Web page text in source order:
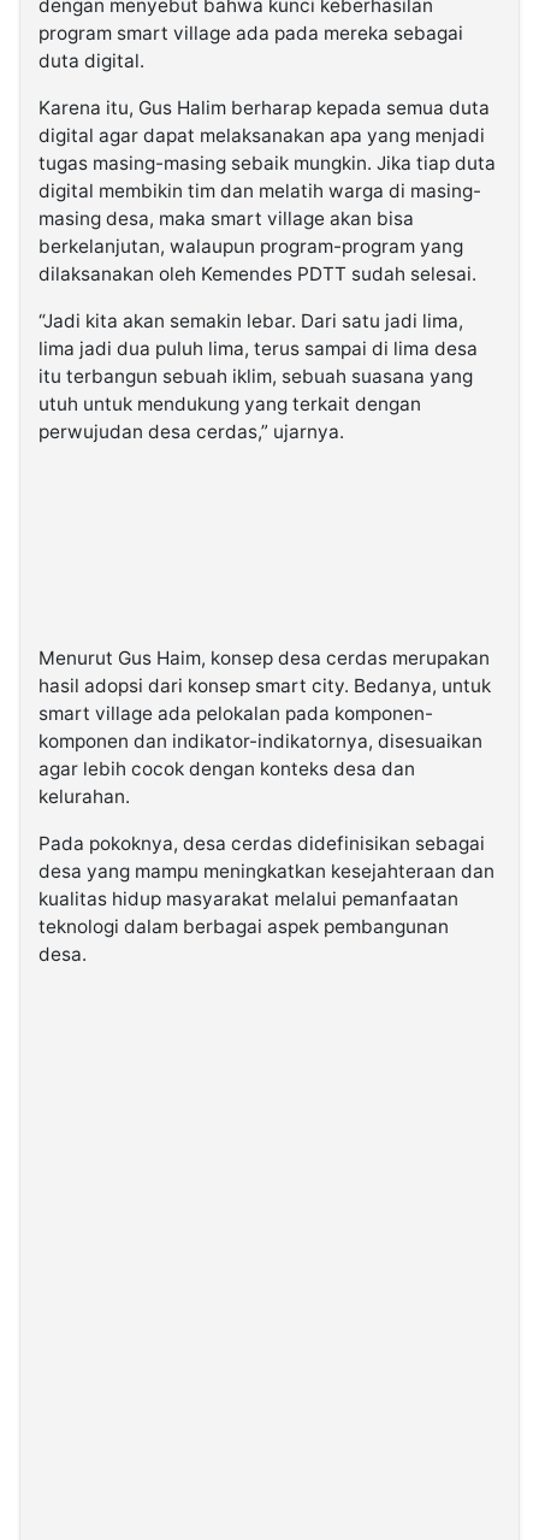
dengan menyebut bahwa kunci keberhasilan
program smart village ada pada mereka sebagai
duta digital.
Karena itu, Gus Halim berharap kepada semua duta
digital agar dapat melaksanakan apa yang menjadi
tugas masing-masing sebaik mungkin. Jika tiap duta
digital membikin tim dan melatih warga di masing-
masing desa, maka smart village akan bisa
berkelanjutan, walaupun program-program yang
dilaksanakan oleh Kemendes PDTT sudah selesai.
“Jadi kita akan semakin lebar. Dari satu jadi lima,
lima jadi dua puluh lima, terus sampai di lima desa
itu terbangun sebuah iklim, sebuah suasana yang
utuh untuk mendukung yang terkait dengan
perwujudan desa cerdas,” ujarnya.
Menurut Gus Haim, konsep desa cerdas merupakan
hasil adopsi dari konsep smart city. Bedanya, untuk
smart village ada pelokalan pada komponen-
komponen dan indikator-indikatornya, disesuaikan
agar lebih cocok dengan konteks desa dan
kelurahan.
Pada pokoknya, desa cerdas didefinisikan sebagai
desa yang mampu meningkatkan kesejahteraan dan
kualitas hidup masyarakat melalui pemanfaatan
teknologi dalam berbagai aspek pembangunan
desa.